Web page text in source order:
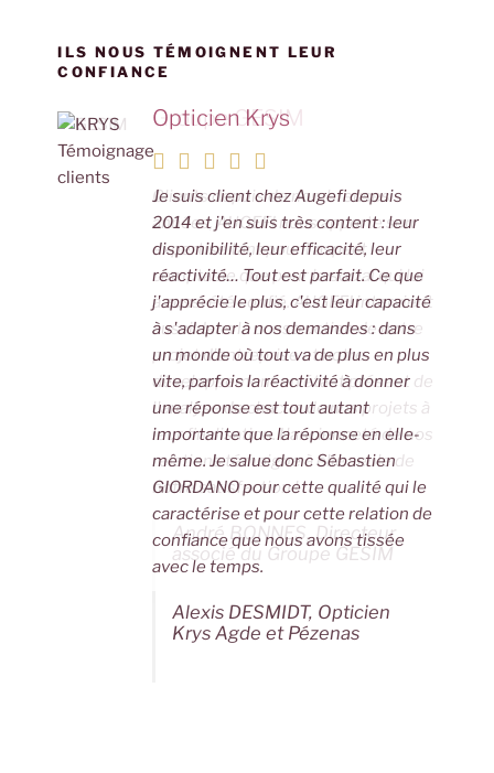
o
p er
ILS NOUS TÉMOIGNENT LEUR
CONFIANCE
Opticien Krys
Je suis client chez Augefi depuis
2014 et j'en suis très content : leur
disponibilité, leur efficacité, leur
réactivité… Tout est parfait. Ce que
j'apprécie le plus, c'est leur capacité
à s'adapter à nos demandes : dans
un monde où tout va de plus en plus
vite, parfois la réactivité à donner
une réponse est tout autant
importante que la réponse en elle-
même. Je salue donc Sébastien
GIORDANO pour cette qualité qui le
caractérise et pour cette relation de
confiance que nous avons tissée
avec le temps.
Alexis DESMIDT, Opticien
Krys Agde et Pézenas
Groupe GESIM
Clients depuis de nombreuses
années, AUGEFI nous apporte son
expertise tant pour l'aspect
comptable que pour le social qui lui
a aussi été confié. AUGEFI intervient
aussi dans la construction de notre
projet d'entreprise et notre
développement en étant présent de
l'analyse de chacun de nos projets à
leur finalisation. L'ancienneté de nos
relations témoigne à elle seule de
notre satisfaction !
André BONNES, Directeur
associé du Groupe GESIM